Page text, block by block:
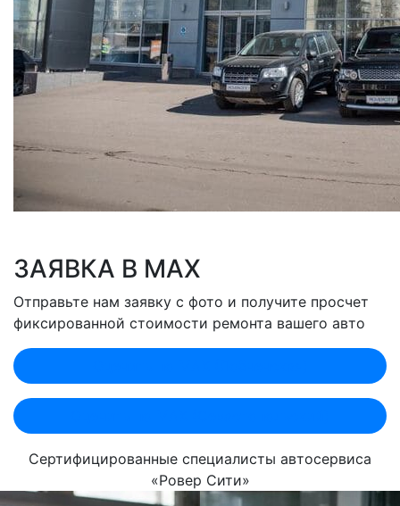
ЗАЯВКА В MAX
Отправьте нам заявку с фото и получите просчет
фиксированной стоимости ремонта вашего авто
Сертифицированные специалисты автосервиса
«Ровер Сити»